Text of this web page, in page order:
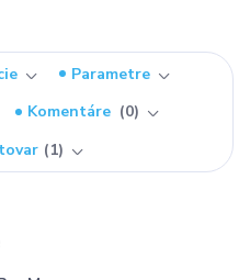
Parametre
Komentáre
0
1